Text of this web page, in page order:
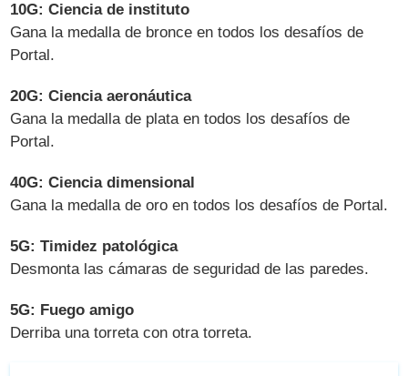
10G: Ciencia de instituto
Gana la medalla de bronce en todos los desafíos de
Portal.
20G: Ciencia aeronáutica
Gana la medalla de plata en todos los desafíos de
Portal.
40G: Ciencia dimensional
Gana la medalla de oro en todos los desafíos de Portal.
5G: Timidez patológica
Desmonta las cámaras de seguridad de las paredes.
5G: Fuego amigo
Derriba una torreta con otra torreta.